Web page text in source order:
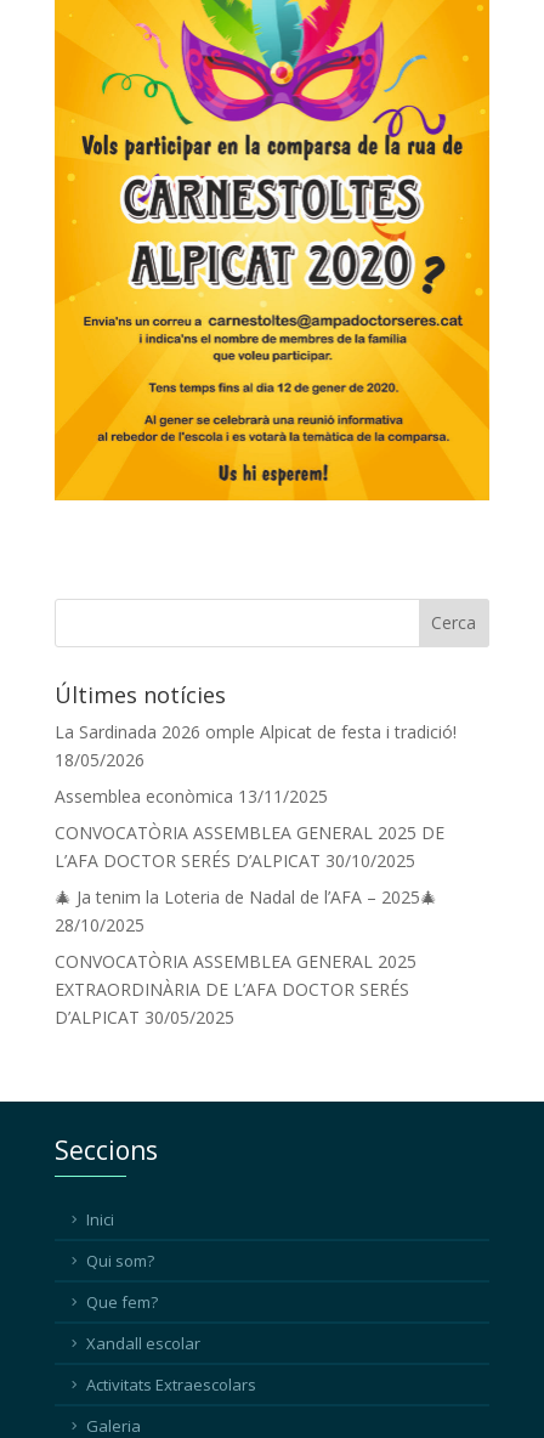
Últimes notícies
La Sardinada 2026 omple Alpicat de festa i tradició!
18/05/2026
Assemblea econòmica 13/11/2025
CONVOCATÒRIA ASSEMBLEA GENERAL 2025 DE
L’AFA DOCTOR SERÉS D’ALPICAT 30/10/2025
🎄 Ja tenim la Loteria de Nadal de l’AFA – 2025🎄
28/10/2025
CONVOCATÒRIA ASSEMBLEA GENERAL 2025
EXTRAORDINÀRIA DE L’AFA DOCTOR SERÉS
D’ALPICAT 30/05/2025
Seccions
Inici
Qui som?
Que fem?
Xandall escolar
Activitats Extraescolars
Galeria